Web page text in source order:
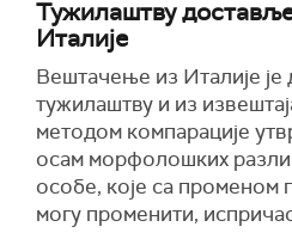
Тужилаштву
Италије
Вештачење из Италије је
тужилаштву и из
методом компарације
осам морфолошких
особе, које са променом
могу променити,